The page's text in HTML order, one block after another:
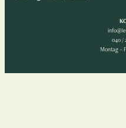
040 /
Montag –